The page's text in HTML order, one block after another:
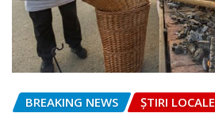
BREAKING NEWS ȘTIRI LOCALE